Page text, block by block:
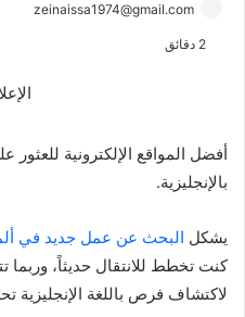
zeinaissa1974@gmail.com
أفضل المواقع الإلكترونية
بالإنجليزية.
يشكل البحث عن عمل جديد في
كنت تخطط للانتقال حديثاً، وربما
لاكتشاف فرص باللغة الإنجليزية